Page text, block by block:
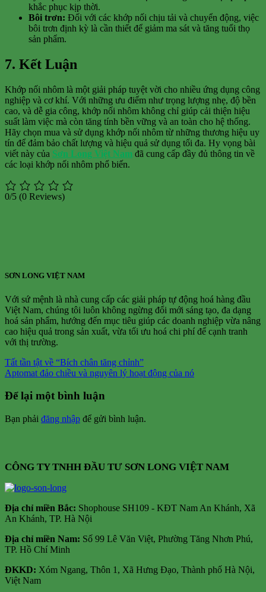
khắc phục kịp thời.
Bôi trơn: Đối với các khớp nối chịu tải và chuyển động, việc
bôi trơn định kỳ là cần thiết để giảm ma sát và tăng tuổi thọ
sản phẩm.
7. Kết Luận
Khớp nối nhôm là một giải pháp tuyệt vời cho nhiều ứng dụng công
nghiệp và cơ khí. Với những ưu điểm như trọng lượng nhẹ, độ bền
cao, và dễ gia công, khớp nối nhôm không chỉ giúp cải thiện hiệu
suất làm việc mà còn tăng tính bền vững và an toàn cho hệ thống.
Hãy chọn mua và sử dụng khớp nối nhôm từ những thương hiệu uy
tín để đảm bảo chất lượng và hiệu quả sử dụng tối đa. Hy vọng bài
viết này của Sơn Long Việt Nam đã cung cấp đầy đủ thông tin về
các loại khớp nối nhôm phổ biến.
0/5 (0 Reviews)
SƠN LONG VIỆT NAM
Với sứ mệnh là nhà cung cấp các giải pháp tự động hoá hàng đầu
Việt Nam, chúng tôi luôn không ngừng đổi mới sáng tạo, đa dạng
hoá sản phẩm, hướng đến mục tiêu giúp các doanh nghiệp vừa nâng
cao hiệu quả trong sản xuất, vừa tối ưu hoá chi phí để cạnh tranh
với thị trường.
Tất tần tật về “Bích chân tăng chỉnh”
Aptomat đảo chiều và nguyên lý hoạt động của nó
Để lại một bình luận
Bạn phải đăng nhập để gửi bình luận.
CÔNG TY TNHH ĐẦU TƯ SƠN LONG VIỆT NAM
Địa chỉ miền Bắc: Shophouse SH109 - KĐT Nam An Khánh, Xã
An Khánh, TP. Hà Nội
Địa chỉ miền Nam: Số 99 Lê Văn Việt, Phường Tăng Nhơn Phú,
TP. Hồ Chí Minh
ĐKKD: Xóm Ngang, Thôn 1, Xã Hưng Đạo, Thành phố Hà Nội,
Việt Nam